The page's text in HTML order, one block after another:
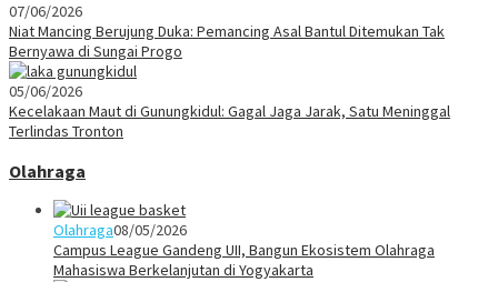
07/06/2026
Niat Mancing Berujung Duka: Pemancing Asal Bantul Ditemukan Tak
Bernyawa di Sungai Progo
05/06/2026
Kecelakaan Maut di Gunungkidul: Gagal Jaga Jarak, Satu Meninggal
Terlindas Tronton
Olahraga
Olahraga08/05/2026
Campus League Gandeng UII, Bangun Ekosistem Olahraga
Mahasiswa Berkelanjutan di Yogyakarta